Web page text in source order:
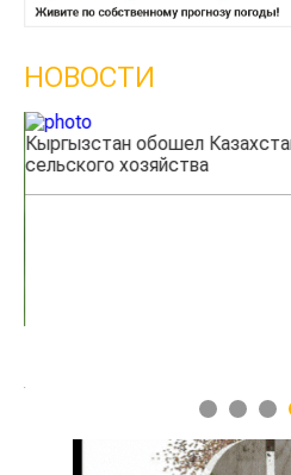
НОВОСТИ
Кыргызстан обошел
сельского хозяйства
1 2 3